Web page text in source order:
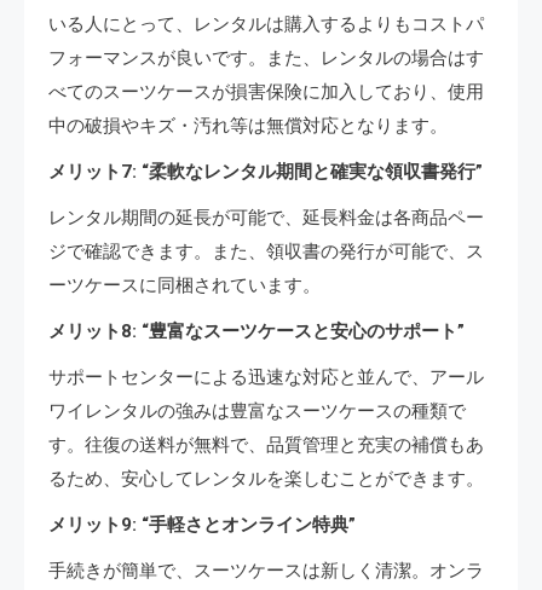
いる人にとって、レンタルは購入するよりもコストパ
フォーマンスが良いです。また、レンタルの場合はす
べてのスーツケースが損害保険に加入しており、使用
中の破損やキズ・汚れ等は無償対応となります。
メリット7: “柔軟なレンタル期間と確実な領収書発行”
レンタル期間の延長が可能で、延長料金は各商品ペー
ジで確認できます。また、領収書の発行が可能で、ス
ーツケースに同梱されています。
メリット8: “豊富なスーツケースと安心のサポート”
サポートセンターによる迅速な対応と並んで、アール
ワイレンタルの強みは豊富なスーツケースの種類で
す。往復の送料が無料で、品質管理と充実の補償もあ
るため、安心してレンタルを楽しむことができます。
メリット9: “手軽さとオンライン特典”
手続きが簡単で、スーツケースは新しく清潔。オンラ